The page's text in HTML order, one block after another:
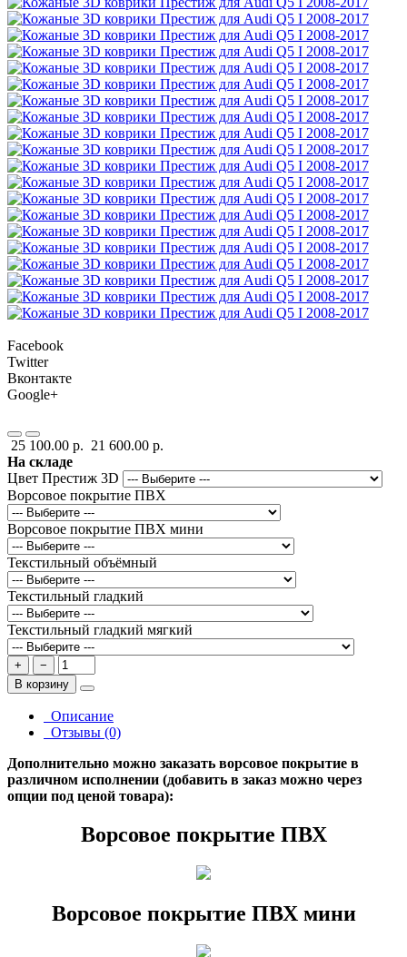
Facebook
Twitter
Вконтакте
Google+
25 100.00 р. 21 600.00 р.
На складе
Цвет Престиж 3D
Ворсовое покрытие ПВХ
Ворсовое покрытие ПВХ мини
Текстильный объёмный
Текстильный гладкий
Текстильный гладкий мягкий
+
−
В корзину
Описание
Отзывы (0)
Дополнительно можно заказать ворсовое покрытие в
различном исполнении (добавить в заказ можно через
опции под ценой товара):
Ворсовое покрытие ПВХ
Ворсовое покрытие ПВХ мини